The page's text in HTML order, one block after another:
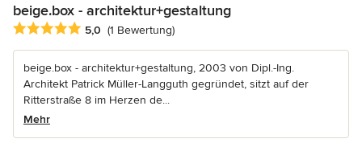
beige.box - architektur+gestaltung
Durchschnittliche Bewertung: 5 von 5 Sternen
5,0 (1 Bewertung)
beige.box - architektur+gestaltung, 2003 von Dipl.-Ing.
Architekt Patrick Müller-Langguth gegründet, sitzt auf der
Ritterstraße 8 im Herzen de...
Mehr